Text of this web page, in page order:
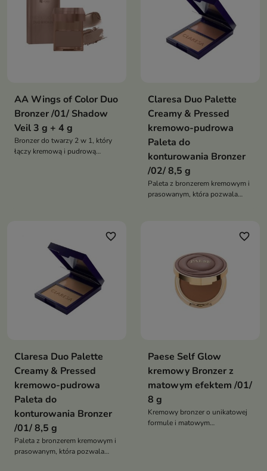
AA Wings of Color Duo
Bronzer /01/ Shadow
Veil 3 g + 4 g
Bronzer do twarzy 2 w 1, który
łączy kremową i pudrową
aplikację i aksamitny komfort
bez uczucia suchości
Claresa Duo Palette
Creamy & Pressed
kremowo-pudrowa
Paleta do
konturowania Bronzer
/02/ 8,5 g
Paleta z bronzerem kremowym i
prasowanym, która pozwala
favorite_border
Claresa Duo Palette
Creamy & Pressed
kremowo-pudrowa
Paleta do
konturowania Bronzer
/01/ 8,5 g
Paleta z bronzerem kremowym i
prasowanym, która pozwala
favorite_border
Paese Self Glow
kremowy Bronzer z
matowym efektem /01/
8 g
Kremowy bronzer o unikatowej
formule i matowym